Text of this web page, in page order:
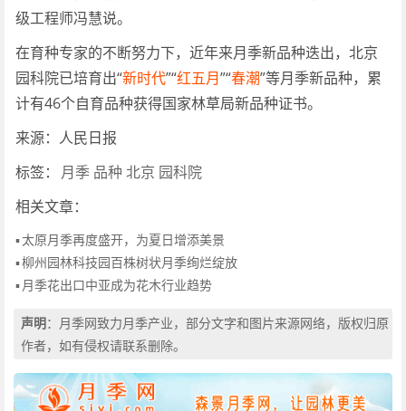
级工程师冯慧说。
在育种专家的不断努力下，近年来月季新品种迭出，北京
园科院已培育出“新时代”“红五月”“春潮”等月季新品种，累
计有46个自育品种获得国家林草局新品种证书。
来源：人民日报
标签：
月季 品种 北京 园科院
相关文章：
▪太原月季再度盛开，为夏日增添美景
▪柳州园林科技园百株树状月季绚烂绽放
▪月季花出口中亚成为花木行业趋势
声明：月季网致力月季产业，部分文字和图片来源网络，版权归原
作者，如有侵权请联系删除。